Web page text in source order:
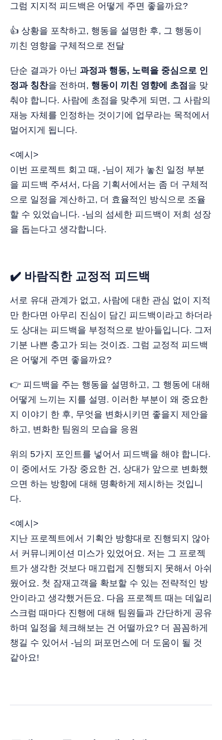
그럼 지지적 피드백은 어떻게 주면 좋을까요?
👍 상황을 포착하고, 행동을 설명한 후, 그 행동이
끼친 영향을 구체적으로 전달
단순 결과가 아닌 과정과 행동, 노력을 중심으로 인
정과 칭찬을 전하며, 행동이 끼친 영향에 초점 을 맞
춰야 합니다. 사람에 초점을 맞추게 되면, 그 사람의
재능 자체를 인정하는 것이기에 업무라는 목적에서
멀어지게 됩니다.
<예시>
이번 프로젝트 회고 때, -님이 제가 놓친 일정 부분
을 피드백 주셔서, 다음 기획서에서는 좀 더 구체적
으로 일정을 계산하고, 더 효율적인 방식으로 조율
할 수 있었습니다. -님의 섬세한 피드백이 저희 성장
을 돕는다고 생각합니다.
✔️ 바람직한 교정적 피드백
서로 유대 관계가 없고, 사람에 대한 관심 없이 지적
만 한다면 아무리 진심이 담긴 피드백이라고 하더라
도 상대는 피드백을 부정적으로 받아들입니다. 그저
기분 나쁜 충고가 되는 것이죠. 그럼 교정적 피드백
은 어떻게 주면 좋을까요?
👉 피드백을 주는 행동을 설명하고, 그 행동에 대해
어떻게 느끼는 지를 설명. 이러한 부분이 왜 중요한
지 이야기 한 후, 무엇을 변화시키면 좋을지 제안을
하고, 변화한 팀원의 모습을 응원
위의 5가지 포인트를 넣어서 피드백을 해야 합니다.
이 중에서도 가장 중요한 건, 상대가 앞으로 변화했
으면 하는 방향에 대해 명확하게 제시하는 것입니
다.
<예시>
지난 프로젝트에서 기획안 방향대로 진행되지 않아
서 커뮤니케이션 미스가 있었어요. 저는 그 프로젝
트가 생각한 것보다 매끄럽게 진행되지 못해서 아쉬
웠어요. 첫 잠재고객을 확보할 수 있는 전략적인 방
안이라고 생각했거든요. 다음 프로젝트 때는 데일리
스크럼 때마다 진행에 대해 팀원들과 간단하게 공유
하며 일정을 체크해보는 건 어떨까요? 더 꼼꼼하게
챙길 수 있어서 -님의 퍼포먼스에 더 도움이 될 것
같아요!